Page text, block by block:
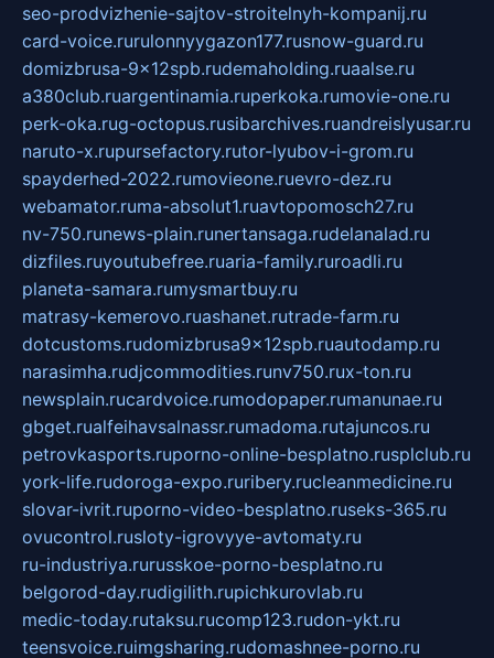
seo-prodvizhenie-sajtov-stroitelnyh-kompanij.ru
card-voice.rurulonnyygazon177.rusnow-guard.ru
domizbrusa-9x12spb.rudemaholding.ruaalse.ru
a380club.ruargentinamia.ruperkoka.rumovie-one.ru
perk-oka.rug-octopus.rusibarchives.ruandreislyusar.ru
naruto-x.rupursefactory.rutor-lyubov-i-grom.ru
spayderhed-2022.rumovieone.ruevro-dez.ru
webamator.ruma-absolut1.ruavtopomosch27.ru
nv-750.runews-plain.runertansaga.rudelanalad.ru
dizfiles.ruyoutubefree.ruaria-family.ruroadli.ru
planeta-samara.rumysmartbuy.ru
matrasy-kemerovo.ruashanet.rutrade-farm.ru
dotcustoms.rudomizbrusa9x12spb.ruautodamp.ru
narasimha.rudjcommodities.runv750.rux-ton.ru
newsplain.rucardvoice.rumodopaper.rumanunae.ru
gbget.rualfeihavsalnassr.rumadoma.rutajuncos.ru
petrovkasports.ruporno-online-besplatno.rusplclub.ru
york-life.rudoroga-expo.ruribery.rucleanmedicine.ru
slovar-ivrit.ruporno-video-besplatno.ruseks-365.ru
ovucontrol.rusloty-igrovyye-avtomaty.ru
ru-industriya.rurusskoe-porno-besplatno.ru
belgorod-day.rudigilith.rupichkurovlab.ru
medic-today.rutaksu.rucomp123.rudon-ykt.ru
teensvoice.ruimgsharing.rudomashnee-porno.ru